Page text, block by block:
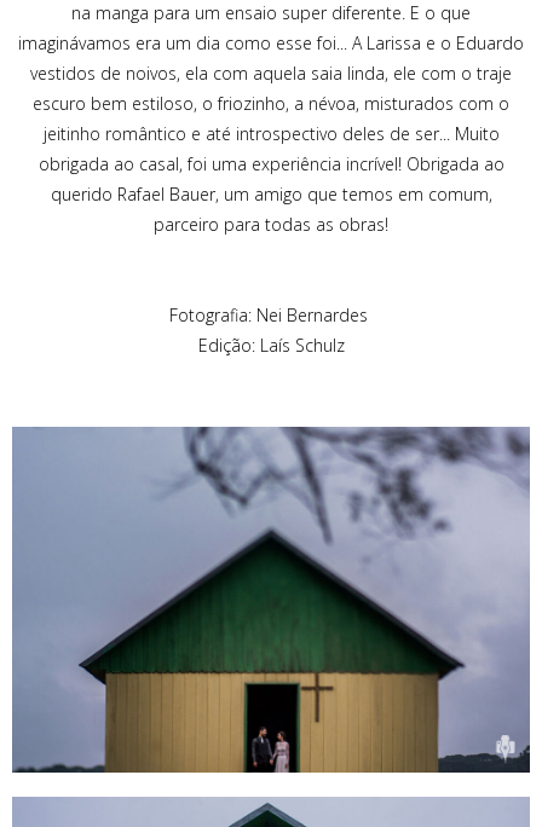
na manga para um ensaio super diferente. E o que
imaginávamos era um dia como esse foi... A Larissa e o Eduardo
vestidos de noivos, ela com aquela saia linda, ele com o traje
escuro bem estiloso, o friozinho, a névoa, misturados com o
jeitinho romântico e até introspectivo deles de ser... Muito
obrigada ao casal, foi uma experiência incrível! Obrigada ao
querido Rafael Bauer, um amigo que temos em comum,
parceiro para todas as obras!
Fotografia: Nei Bernardes
Edição: Laís Schulz